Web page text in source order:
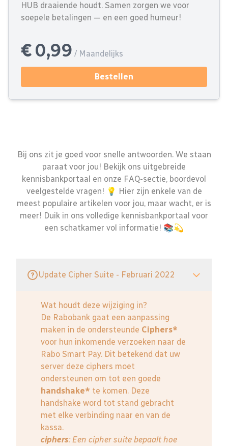
HUB draaiende houdt. Samen zorgen we voor
soepele betalingen — en een goed humeur!
€ 0,99 / Maandelijks
Bestellen
Bij ons zit je goed voor snelle antwoorden. We staan
paraat voor jou! Bekijk ons uitgebreide
kennisbankportaal en onze FAQ-sectie, boordevol
veelgestelde vragen! 💡 Hier zijn enkele van de
meest populaire artikelen voor jou, maar wacht, er is
meer! Duik in ons volledige kennisbankportaal voor
een schatkamer vol informatie! 📚💫
Update Cipher Suite - Februari 2022
Wat houdt deze wijziging in?
De Rabobank gaat een aanpassing
maken in de ondersteunde Ciphers*
voor hun inkomende verzoeken naar de
Rabo Smart Pay. Dit betekend dat uw
server deze ciphers moet
ondersteunen om tot een goede
handshake* te komen. Deze
handshake word tot stand gebracht
met elke verbinding naar en van de
kassa.
ciphers: Een cipher suite bepaalt hoe